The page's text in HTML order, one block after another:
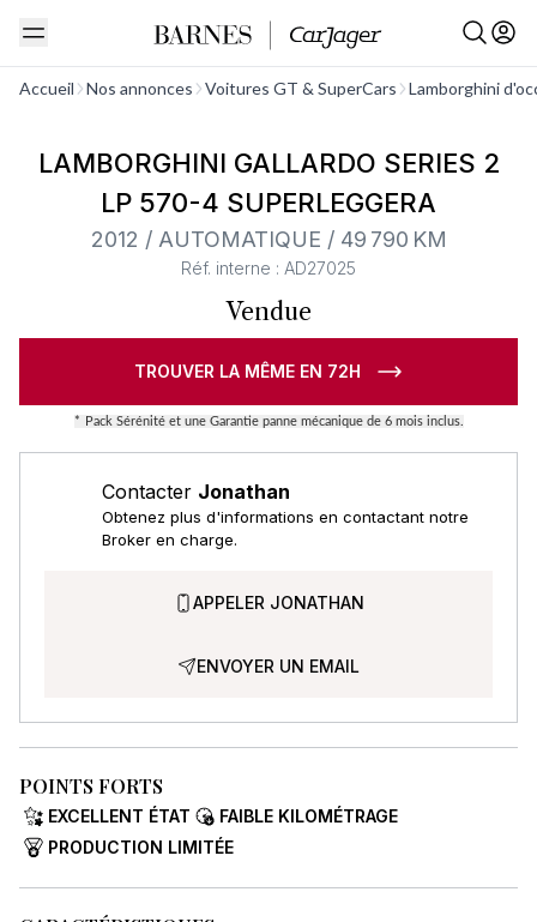
Accueil Nos annonces Voitures GT & SuperCars Lamborghini
Voir tout
LAMBORGHINI GALLARDO SERIES 2
LP 570-4 SUPERLEGGERA
2012 / AUTOMATIQUE / 49 790 KM
Réf. interne : AD27025
Vendue
TROUVER LA MÊME EN 72H
* Pack Sérénité et une Garantie panne mécanique de 6 mois inclus.
Contacter Jonathan
Obtenez plus d'informations en contactant notre
Broker en charge.
APPELER JONATHAN
ENVOYER UN EMAIL
POINTS FORTS
EXCELLENT ÉTAT
FAIBLE KILOMÉTRAGE
PRODUCTION LIMITÉE